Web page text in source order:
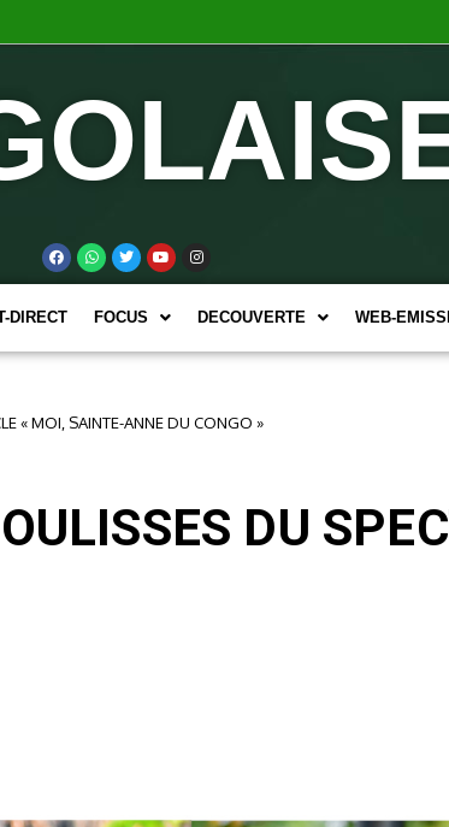
DIRECT FOCUS DECOUVERTE WEB-
« MOI, SAINTE-ANNE DU CONGO »
DU